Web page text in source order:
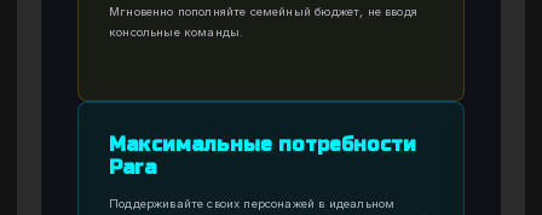
Мгновенно пополняйте семейный бюджет, не вводя
консольные команды.
Максимальные потребности
Para
Поддерживайте своих персонажей в идеальном